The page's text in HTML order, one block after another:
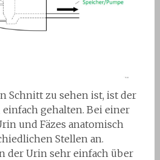
Schnitt zu sehen ist, ist der
gehalten. Bei einer
und Fäzes anatomisch
Stellen an.
der Urin sehr einfach über